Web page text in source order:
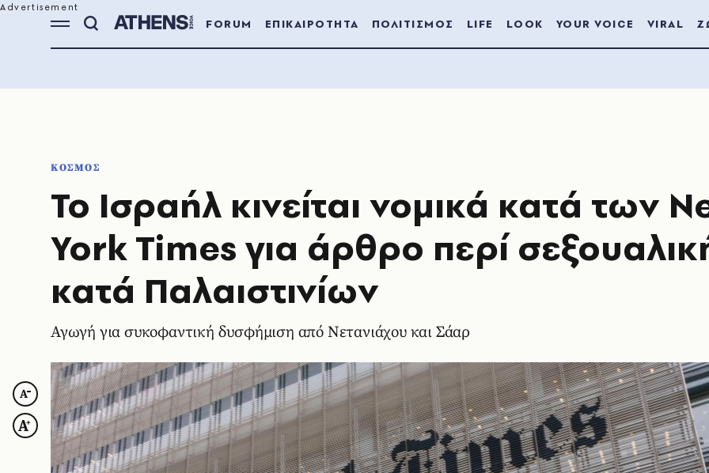
FORUM ΕΠΙΚΑΙΡΟΤΗΤΑ ΠΟΛΙΤΙΣΜΟΣ LIFE LOOK YOUR VOICE VIRAL
ΚΟΣΜΟΣ
Το Ισραήλ κινείται νομικά κατά των
York Times για άρθρο περί
κατά Παλαιστινίων
Αγωγή για συκοφαντική δυσφήμιση από Νετανιάχου και Σάαρ